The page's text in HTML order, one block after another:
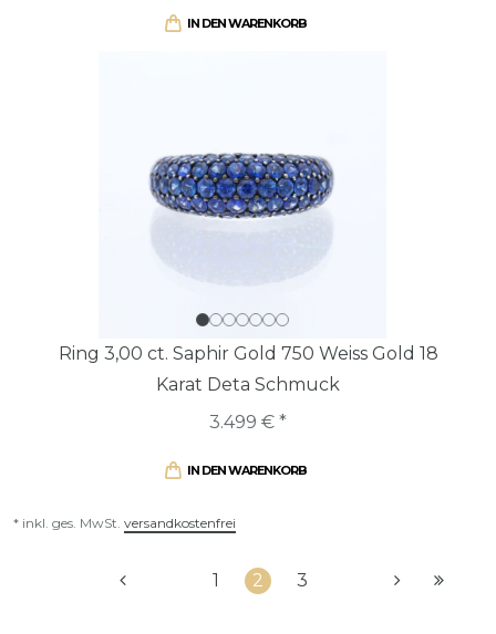
IN DEN WARENKORB
Ring 3,00 ct. Saphir Gold 750 Weiss Gold 18
Karat Deta Schmuck
3.499 € *
IN DEN WARENKORB
* inkl. ges. MwSt. versandkostenfrei
1 2 3